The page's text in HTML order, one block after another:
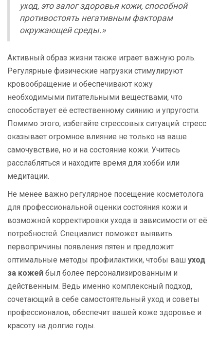
уход, это залог здоровья кожи, способной
противостоять негативным факторам
окружающей среды.»
Активный образ жизни также играет важную роль.
Регулярные физические нагрузки стимулируют
кровообращение и обеспечивают кожу
необходимыми питательными веществами, что
способствует её естественному сиянию и упругости.
Помимо этого, избегайте стрессовых ситуаций: стресс
оказывает огромное влияние не только на ваше
самочувствие, но и на состояние кожи. Учитесь
расслабляться и находите время для хобби или
медитации.
Не менее важно регулярное посещение косметолога
для профессиональной оценки состояния кожи и
возможной корректировки ухода в зависимости от её
потребностей. Специалист поможет выявить
первопричины появления пятен и предложит
оптимальные методы профилактики, чтобы ваш уход
за кожей был более персонализированным и
действенным. Ведь именно комплексный подход,
сочетающий в себе самостоятельный уход и советы
профессионалов, обеспечит вашей коже здоровье и
красоту на долгие годы.